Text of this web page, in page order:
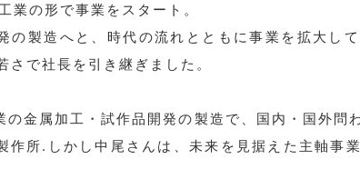
業の形で事業をスタート。
の製造へと、時代の流れとともに事業を拡大し
さで社長を引き継ぎました。
の金属加工・試作品開発の製造で、国内・国外問
作所.しかし中尾さんは、未来を見据えた主軸事